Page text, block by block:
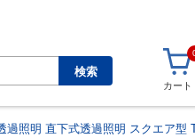
検索
カート
過照明 直下式透過照明 スクエア型